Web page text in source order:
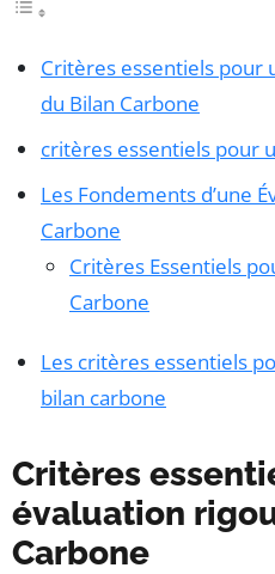
Critères essentiels pour
du Bilan Carbone
critères essentiels pour
Les Fondements d’une
Carbone
Critères Essentiels
Carbone
Les critères essentiels
bilan carbone
Critères
évaluation
Carbone